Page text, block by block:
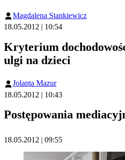
Magdalena Stankiewicz
18.05.2012 | 10:54
Kryterium
ulgi na dzieci
Jolanta Mazur
18.05.2012 | 10:43
Postępowania
18.05.2012 | 09:55